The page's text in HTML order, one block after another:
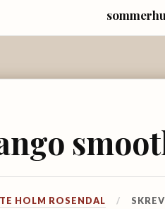
HOLM ROSENDAL